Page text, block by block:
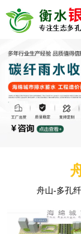
舟山-多孔